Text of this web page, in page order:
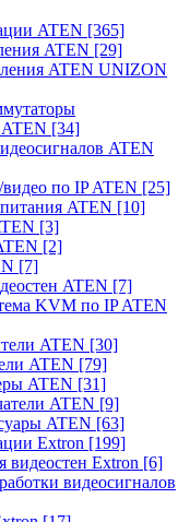
ATEN [365]
ATEN [29]
ATEN UNIZON
[34]
ATEN
видео по IP ATEN [25]
ATEN [10]
[3]
[2]
[7]
ATEN [7]
KVM по IP ATEN
ATEN [30]
ATEN [79]
ATEN [31]
ATEN [9]
ATEN [63]
Extron [199]
видеостен Extron [6]
видеосигналов